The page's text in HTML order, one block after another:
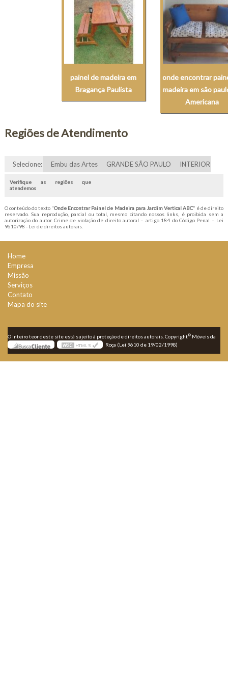
painel de madeira em
Bragança Paulista
onde encontrar
madeira em são
Americana
Regiões de Atendimento
Selecione: Embu das Artes GRANDE SÃO PAULO INTERIOR
Verifique as regiões que
atendemos
O conteúdo do texto "Onde Encontrar Painel de Madeira para Jardim Vertical ABC" é de direito
reservado. Sua reprodução, parcial ou total, mesmo citando nossos links, é proibida sem a
autorização do autor. Crime de violação de direito autoral – artigo 184 do Código Penal – Lei
9610/98 - Lei de direitos autorais.
Home
Empresa
Missão
Serviços
Contato
Mapa do site
O inteiro teor deste site está sujeito à proteção de direitos autorais. Copyright© Móveis da
Roça (Lei 9610 de 19/02/1998)